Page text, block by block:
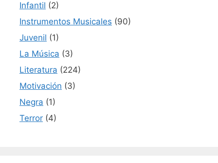
Infantil (2)
Instrumentos Musicales (90)
Juvenil (1)
La Música (3)
Literatura (224)
Motivación (3)
Negra (1)
Terror (4)